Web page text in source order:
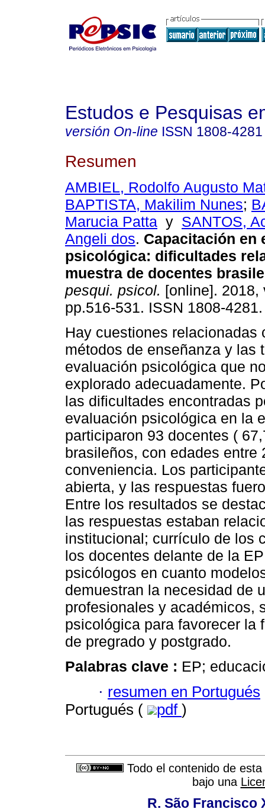
Estudos e Pesquisas
versión On-line ISSN 1808-4281
Resumen
AMBIEL, Rodolfo Augusto
BAPTISTA, Makilim Nunes;
Marucia Patta y SANTOS,
Angeli dos. Capacitación en
psicológica: dificultades
muestra de docentes
pesqui. psicol. [online]. 2018,
pp.516-531. ISSN 1808-4281.
Hay cuestiones relacionadas
métodos de enseñanza y las
evaluación psicológica que
explorado adecuadamente.
las dificultades encontradas
evaluación psicológica en la
participaron 93 docentes (
brasileños, con edades entre
conveniencia. Los
abierta, y las respuestas
Entre los resultados se
las respuestas estaban
institucional; currículo de los
los docentes delante de la
psicólogos en cuanto
demuestran la necesidad de
profesionales y académicos,
psicológica para favorecer la
de pregrado y postgrado.
Palabras clave : EP;
· resumen en Portugués
Portugués (
pdf )
Todo el contenido de
bajo una
R. São Francisco